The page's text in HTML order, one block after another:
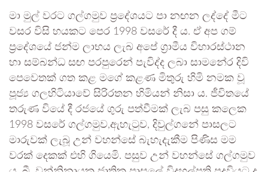
මා මුල් වරට ගල්ගමුව ප්‍රදේශයට පා නඟන ලද්දේ මීට
වසර විසි හයකට පෙර 1998 වසරේ දී ය. ඒ අප ගම්
ප්‍රදේශයේ ජන්ම ලාභය ලැබ අපේ ග්‍රාමීය විහාරස්ථාන
හා සම්බන්ධ සඟ පරපුරෙන් පැවිද්ද ලබා සාමනේර දිවි
පෙවෙතක් ගත කළ මගේ කළණ මිතුරු හිමි නමක වූ
පූජ්‍ය ගලහිටියාවේ සිරිරතන හිමියන් නිසා ය. ජීවිතයේ
තරුණ වියේ දී රජයේ ගුරු පත්වීමක් ලැබ පසු කලෙක
1998 වසරේ ගල්ගමුව,ඇහැටුව, දිවුල්ගනේ පාසලට
මාරුවක් ලැබූ උන් වහන්සේ බැහැදැකීම පිණිස මම
වරක් දෙකක් එහි ගියෙමි. පසුව උන් වහන්සේ ගල්ගමුව